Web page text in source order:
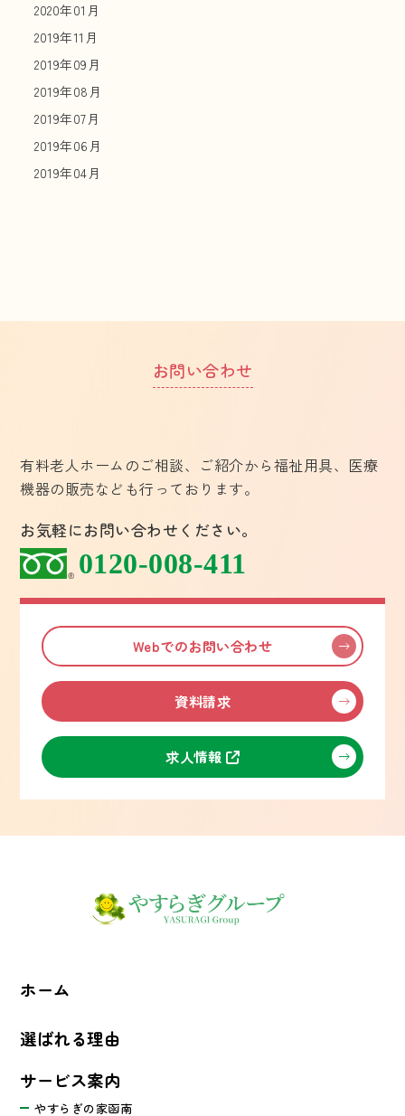
2020年01月
2019年11月
2019年09月
2019年08月
2019年07月
2019年06月
2019年04月
お問い合わせ
有料老人ホームのご相談、ご紹介から福祉用具、医療
機器の販売なども行っております。
お気軽にお問い合わせください。
0120-008-411
Webでのお問い合わせ
資料請求
求人情報
ホーム
選ばれる理由
サービス案内
やすらぎの家函南